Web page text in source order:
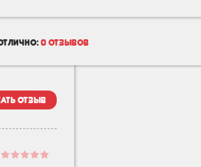
0 отзывов
отзыв